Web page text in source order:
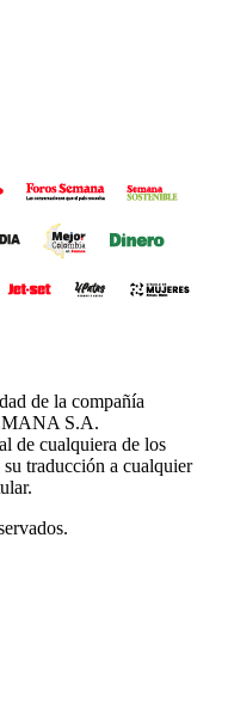
de la compañía
S.A.
de cualquiera de los
traducción a cualquier